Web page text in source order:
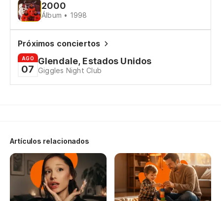
2000
Álbum • 1998
Próximos conciertos
AGO
07
Glendale, Estados Unidos
Giggles Night Club
Artículos relacionados